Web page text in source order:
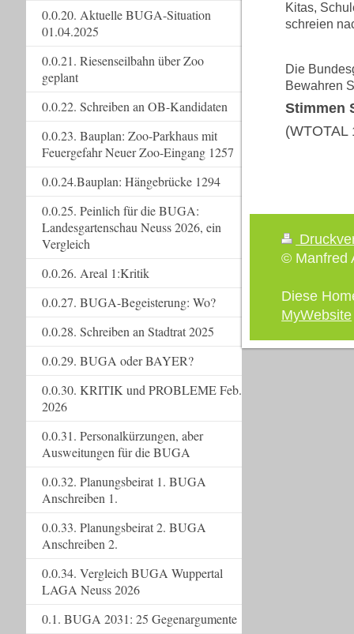
Kitas,
schreien
Die
Bewahren
Stimmen
(WTOTAL
© Manfred
Diese
MyWebsite
0.0.20. Aktuelle BUGA-Situation
01.04.2025
0.0.21. Riesenseilbahn über Zoo
geplant
0.0.22. Schreiben an OB-Kandidaten
0.0.23. Bauplan: Zoo-Parkhaus mit
Feuergefahr Neuer Zoo-Eingang 1257
0.0.24.Bauplan: Hängebrücke 1294
0.0.25. Peinlich für die BUGA:
Landesgartenschau Neuss 2026, ein
Vergleich
0.0.26. Areal 1:Kritik
0.0.27. BUGA-Begeisterung: Wo?
0.0.28. Schreiben an Stadtrat 2025
0.0.29. BUGA oder BAYER?
0.0.30. KRITIK und PROBLEME Feb.
2026
0.0.31. Personalkürzungen, aber
Ausweitungen für die BUGA
0.0.32. Planungsbeirat 1. BUGA
Anschreiben 1.
0.0.33. Planungsbeirat 2. BUGA
Anschreiben 2.
0.0.34. Vergleich BUGA Wuppertal
LAGA Neuss 2026
0.1. BUGA 2031: 25 Gegenargumente